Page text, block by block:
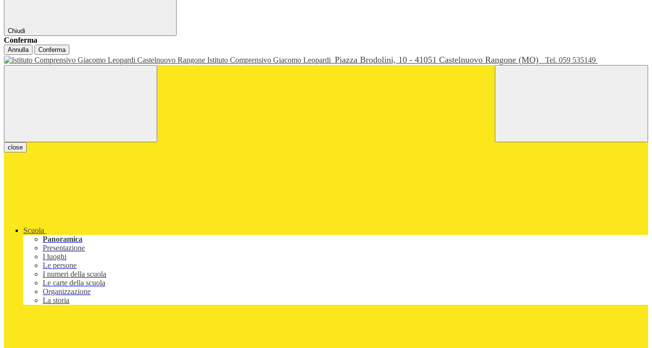
Chiudi
Conferma
Annulla Conferma
Istituto Comprensivo Giacomo Leopardi Piazza Brodolini, 10 - 41051 Castelnuovo Rangone (MO) Tel. 059 535149
close
Scuola
Panoramica
Presentazione
I luoghi
Le persone
I numeri della scuola
Le carte della scuola
Organizzazione
La storia